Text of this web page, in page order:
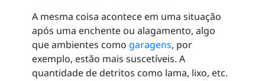
A mesma coisa acontece em uma situação
após uma enchente ou alagamento, algo
que ambientes como garagens, por
exemplo, estão mais suscetíveis. A
quantidade de detritos como lama, lixo, etc.